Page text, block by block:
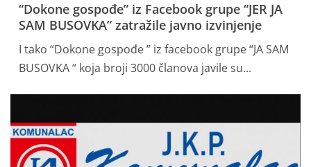
“Dokone gospođe” iz Facebook grupe “JER JA
SAM BUSOVKA” zatražile javno izvinjenje
I tako “Dokone gospođe ” iz facebook grupe “JA SAM
BUSOVKA “ koja broji 3000 članova javile su...